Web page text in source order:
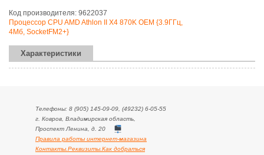
Код производителя: 9622037
Процессор CPU AMD Athlon II X4 870K OEM {3.9ГГц,
4Мб, SocketFM2+}
Характеристики
Телефоны: 8 (905) 145-09-09, (49232) 6-05-55
г. Ковров, Владимирская область,
Проспект Ленина, д. 20
Правила работы интернет-магазина
Контакты.Реквизиты.Как добраться